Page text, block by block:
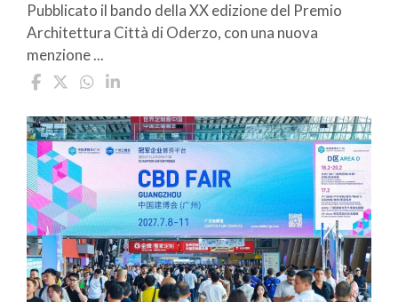
Pubblicato il bando della XX edizione del Premio
Architettura Città di Oderzo, con una nuova
menzione ...